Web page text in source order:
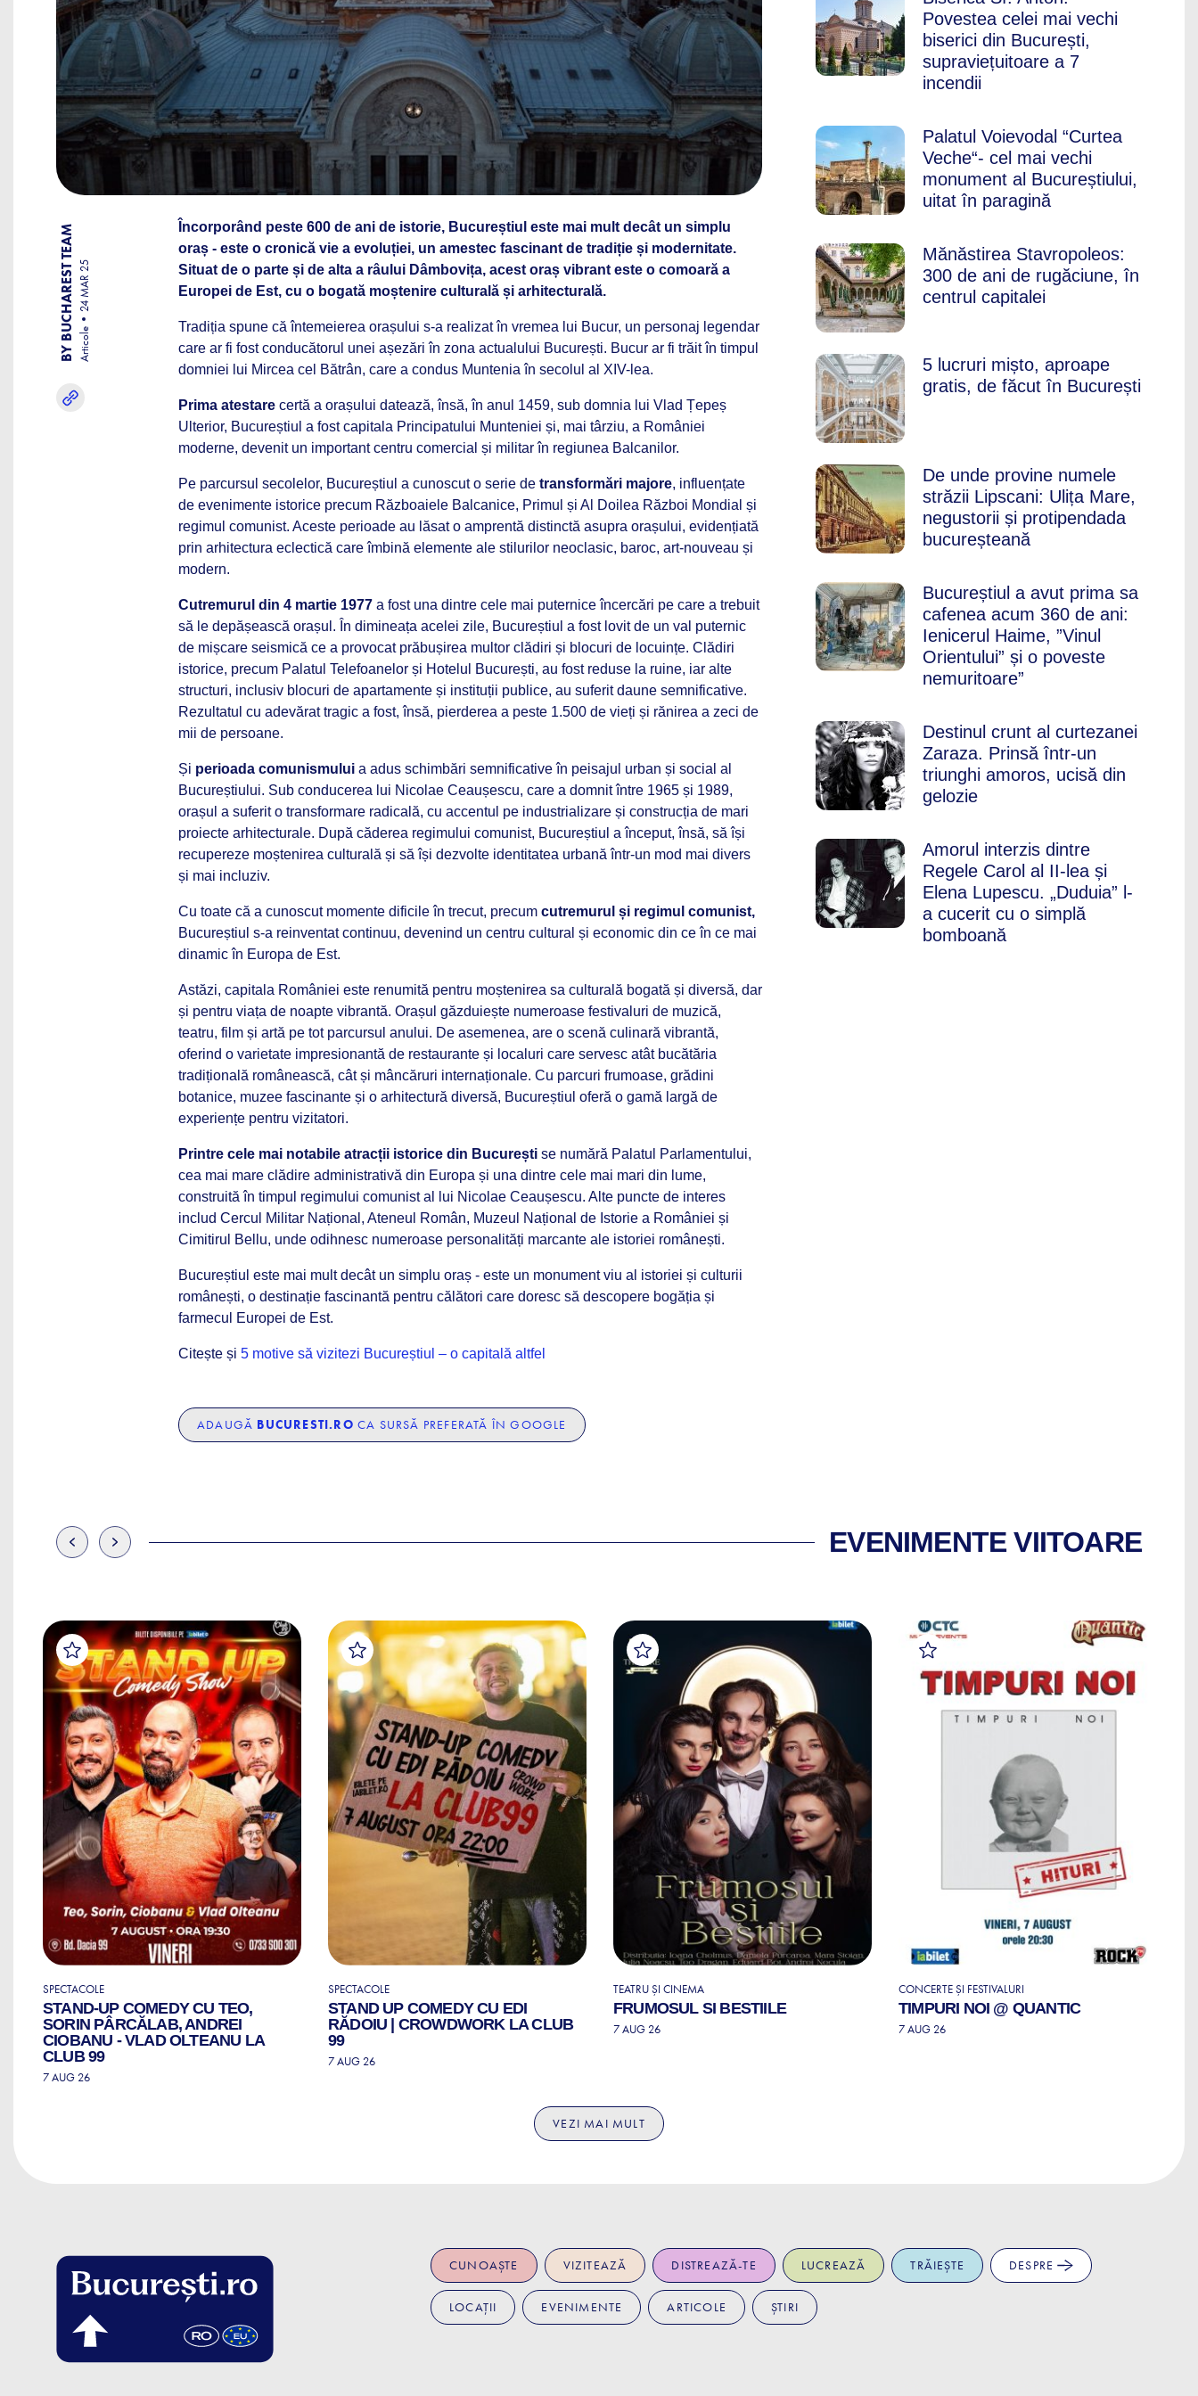
BY BUCHAREST TEAM Articole
24 MAR 25
Încorporând peste 600 de ani de istorie, Bucureștiul este mai mult decât un simplu
oraș - este o cronică vie a evoluției, un amestec fascinant de tradiție și modernitate.
Situat de o parte și de alta a râului Dâmbovița, acest oraș vibrant este o comoară a
Europei de Est, cu o bogată moștenire culturală și arhitecturală.
Tradiția spune că întemeierea orașului s-a realizat în vremea lui Bucur, un personaj legendar
care ar fi fost conducătorul unei așezări în zona actualului București. Bucur ar fi trăit în timpul
domniei lui Mircea cel Bătrân, care a condus Muntenia în secolul al XIV-lea.
Prima atestare certă a orașului datează, însă, în anul 1459, sub domnia lui Vlad Țepeș
Ulterior, Bucureștiul a fost capitala Principatului Munteniei și, mai târziu, a României
moderne, devenit un important centru comercial și militar în regiunea Balcanilor.
Pe parcursul secolelor, Bucureștiul a cunoscut o serie de transformări majore, influențate
de evenimente istorice precum Războaiele Balcanice, Primul și Al Doilea Război Mondial și
regimul comunist. Aceste perioade au lăsat o amprentă distinctă asupra orașului, evidențiată
prin arhitectura eclectică care îmbină elemente ale stilurilor neoclasic, baroc, art-nouveau și
modern.
Cutremurul din 4 martie 1977 a fost una dintre cele mai puternice încercări pe care a trebuit
să le depășească orașul. În dimineața acelei zile, Bucureștiul a fost lovit de un val puternic
de mișcare seismică ce a provocat prăbușirea multor clădiri și blocuri de locuințe. Clădiri
istorice, precum Palatul Telefoanelor și Hotelul București, au fost reduse la ruine, iar alte
structuri, inclusiv blocuri de apartamente și instituții publice, au suferit daune semnificative.
Rezultatul cu adevărat tragic a fost, însă, pierderea a peste 1.500 de vieți și rănirea a zeci de
mii de persoane.
Și perioada comunismului a adus schimbări semnificative în peisajul urban și social al
Bucureștiului. Sub conducerea lui Nicolae Ceaușescu, care a domnit între 1965 și 1989,
orașul a suferit o transformare radicală, cu accentul pe industrializare și construcția de mari
proiecte arhitecturale. După căderea regimului comunist, Bucureștiul a început, însă, să își
recupereze moștenirea culturală și să își dezvolte identitatea urbană într-un mod mai divers
și mai incluziv.
Cu toate că a cunoscut momente dificile în trecut, precum cutremurul și regimul comunist,
Bucureștiul s-a reinventat continuu, devenind un centru cultural și economic din ce în ce mai
dinamic în Europa de Est.
Astăzi, capitala României este renumită pentru moștenirea sa culturală bogată și diversă, dar
și pentru viața de noapte vibrantă. Orașul găzduiește numeroase festivaluri de muzică,
teatru, film și artă pe tot parcursul anului. De asemenea, are o scenă culinară vibrantă,
oferind o varietate impresionantă de restaurante și localuri care servesc atât bucătăria
tradițională românească, cât și mâncăruri internaționale. Cu parcuri frumoase, grădini
botanice, muzee fascinante și o arhitectură diversă, Bucureștiul oferă o gamă largă de
experiențe pentru vizitatori.
Printre cele mai notabile atracții istorice din București se numără Palatul Parlamentului,
cea mai mare clădire administrativă din Europa și una dintre cele mai mari din lume,
construită în timpul regimului comunist al lui Nicolae Ceaușescu. Alte puncte de interes
includ Cercul Militar Național, Ateneul Român, Muzeul Național de Istorie a României și
Cimitirul Bellu, unde odihnesc numeroase personalități marcante ale istoriei românești.
Bucureștiul este mai mult decât un simplu oraș - este un monument viu al istoriei și culturii
românești, o destinație fascinantă pentru călători care doresc să descopere bogăția și
farmecul Europei de Est.
Citește și 5 motive să vizitezi Bucureștiul – o capitală altfel
ADAUGĂ BUCURESTI.RO CA SURSĂ PREFERATĂ ÎN GOOGLE
Povestea celei mai vechi
biserici din București,
supraviețuitoare a 7
incendii
Palatul Voievodal “Curtea
Veche“- cel mai vechi
monument al Bucureștiului,
uitat în paragină
Mănăstirea Stavropoleos:
300 de ani de rugăciune, în
centrul capitalei
5 lucruri mișto, aproape
gratis, de făcut în București
De unde provine numele
străzii Lipscani: Ulița Mare,
negustorii și protipendada
bucureșteană
Bucureștiul a avut prima sa
cafenea acum 360 de ani:
Ienicerul Haime, ”Vinul
Orientului” și o poveste
nemuritoare”
Destinul crunt al curtezanei
Zaraza. Prinsă într-un
triunghi amoros, ucisă din
gelozie
Amorul interzis dintre
Regele Carol al II-lea și
Elena Lupescu. „Duduia” l-
a cucerit cu o simplă
bomboană
EVENIMENTE VIITOARE
SPECTACOLE
STAND-UP COMEDY CU TEO,
SORIN PÂRCĂLAB, ANDREI
CIOBANU - VLAD OLTEANU LA
CLUB 99
7 AUG 26
SPECTACOLE
STAND UP COMEDY CU EDI
RĂDOIU | CROWDWORK LA CLUB
99
7 AUG 26
TEATRU ȘI CINEMA
FRUMOSUL SI BESTIILE
7 AUG 26
CONCERTE ȘI FESTIVALURI
TIMPURI NOI @ QUANTIC
7 AUG 26
VEZI MAI MULT
CUNOAȘTE VIZITEAZĂ DISTREAZĂ-TE LUCREAZĂ TRĂIEȘTE DESPRE
LOCAȚII EVENIMENTE ARTICOLE ȘTIRI